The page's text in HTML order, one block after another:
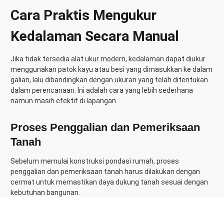
Cara Praktis Mengukur
Kedalaman Secara Manual
Jika tidak tersedia alat ukur modern, kedalaman dapat diukur
menggunakan patok kayu atau besi yang dimasukkan ke dalam
galian, lalu dibandingkan dengan ukuran yang telah ditentukan
dalam perencanaan. Ini adalah cara yang lebih sederhana
namun masih efektif di lapangan.
Proses Penggalian dan Pemeriksaan
Tanah
Sebelum memulai konstruksi pondasi rumah, proses
penggalian dan pemeriksaan tanah harus dilakukan dengan
cermat untuk memastikan daya dukung tanah sesuai dengan
kebutuhan bangunan.